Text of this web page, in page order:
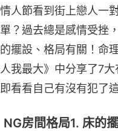
人節看到街上戀人一
？過去總是感情受挫
擺設、格局有關！命
我最大》中分享了7
看看自己有沒有犯了
房間格局1. 床的